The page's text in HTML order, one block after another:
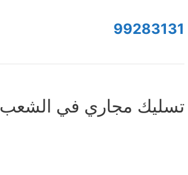
99283131
تسليك مجاري في الشعب